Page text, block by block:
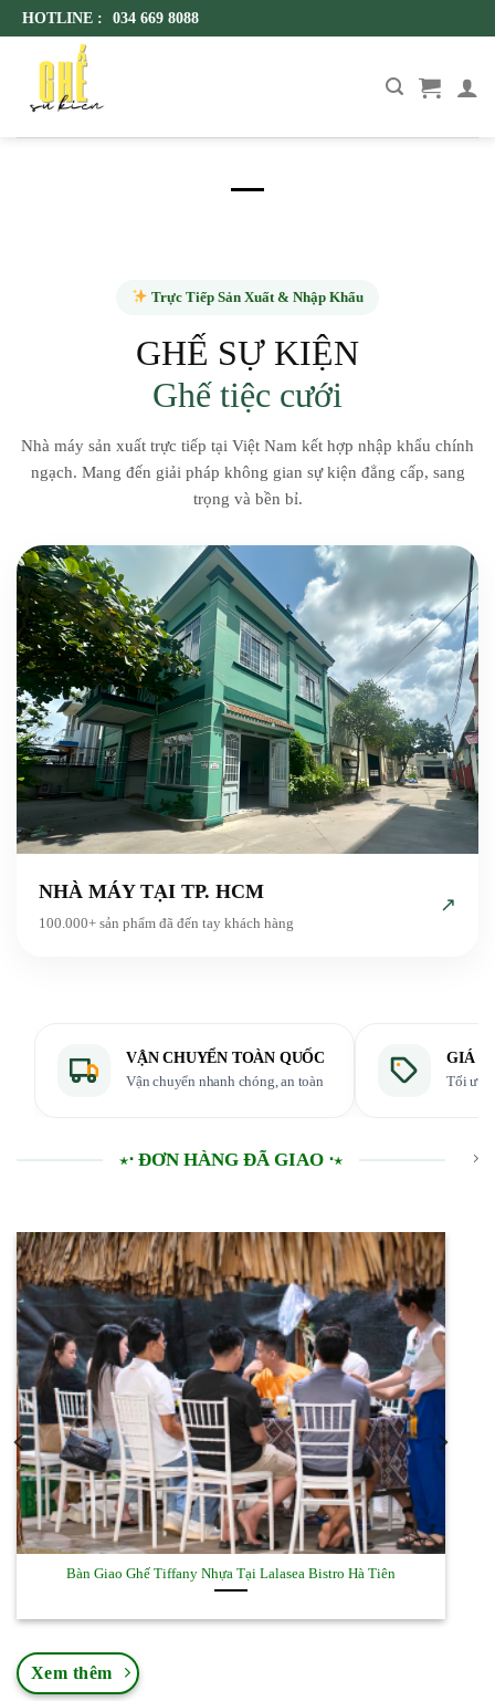
Skip
to
content
HOTLINE : 034 669 8088
Trực Tiếp Sản Xuất & Nhập Khẩu
GHẾ SỰ KIỆN
Ghế tiệc cưới
Nhà máy sản xuất trực tiếp tại Việt Nam kết hợp nhập khẩu chính
ngạch. Mang đến giải pháp không gian sự kiện đẳng cấp, sang
trọng và bền bỉ.
NHÀ MÁY TẠI TP. HCM
100.000+ sản phẩm đã đến tay khách hàng
↗
VẬN CHUYỂN TOÀN QUỐC
Vận chuyển nhanh chóng, an toàn
GIÁ
Tối ưu
⋆⋅ ĐƠN HÀNG ĐÃ GIAO ⋅⋆
Bàn Giao Ghế Tiffany Nhựa Tại Lalasea Bistro Hà Tiên
Xem thêm